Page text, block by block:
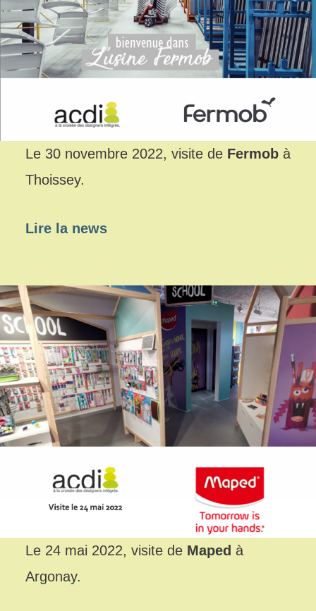
Le 30 novembre 2022, visite de Fermob à
Thoissey.
Lire la news
Le 24 mai 2022, visite de Maped à
Argonay.